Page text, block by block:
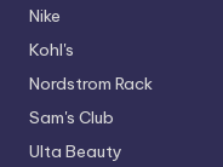
Nike
Kohl's
Nordstrom Rack
Sam's Club
Ulta Beauty